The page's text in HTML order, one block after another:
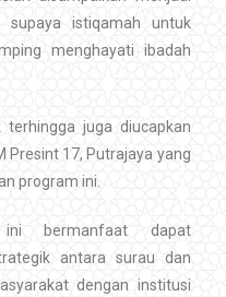
istiqamah untuk
menghayati ibadah
juga diucapkan
Presint 17, Putrajaya yang
program ini.
bermanfaat dapat
antara surau dan
dengan institusi